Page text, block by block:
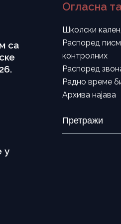
са
у
Огласна
Школски
Распоред
контролних
Распоред
Радно време
Архива најава